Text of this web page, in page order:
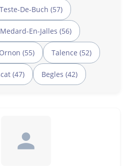
De-Buch (57)
En-Jalles (56)
(55) Talence (52)
(47) Begles (42)